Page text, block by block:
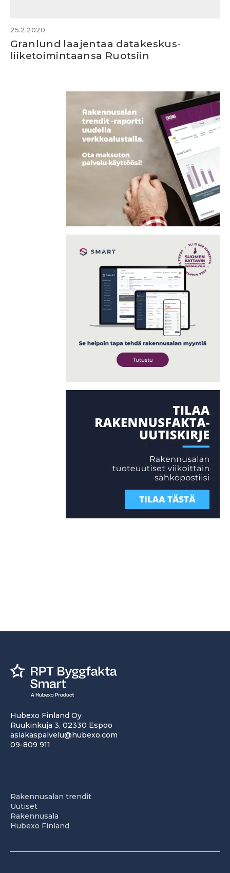
25.2.2020
Granlund laajentaa datakeskus-
liiketoimintaansa Ruotsiin
Hubexo Finland Oy
Ruukinkuja 3, 02330 Espoo
asiakaspalvelu@hubexo.com
09-809 911
Rakennusalan trendit
Uutiset
Rakennusala
Hubexo Finland